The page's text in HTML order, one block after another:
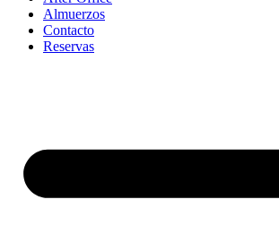
contenido
Almuerzos
Contacto
Reservas